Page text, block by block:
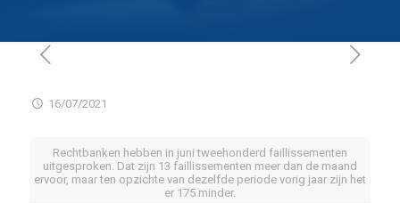
16/07/2021
Rechtbanken hebben in juni tweehonderd faillissementen
uitgesproken. Dat zijn 13 faillissementen meer dan de maand
ervoor, maar ten opzichte van dezelfde periode vorig jaar zijn het
er 175 minder.